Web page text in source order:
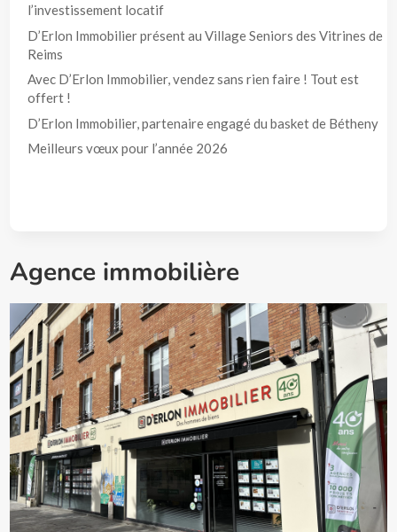
l’investissement locatif
D’Erlon Immobilier présent au Village Seniors des Vitrines de
Reims
Avec D’Erlon Immobilier, vendez sans rien faire ! Tout est
offert !
D’Erlon Immobilier, partenaire engagé du basket de Bétheny
Meilleurs vœux pour l’année 2026
Agence immobilière